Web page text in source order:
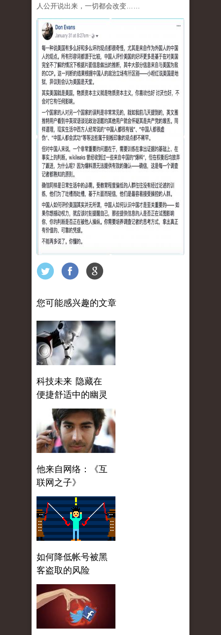
人公开说出来，一切都会改变……
您可能感兴趣的文章
科技未来 隐藏在
便捷舒适中的幽灵
他来自网络：《互
联网之子》
如何降低帐号被黑
客盗取的风险